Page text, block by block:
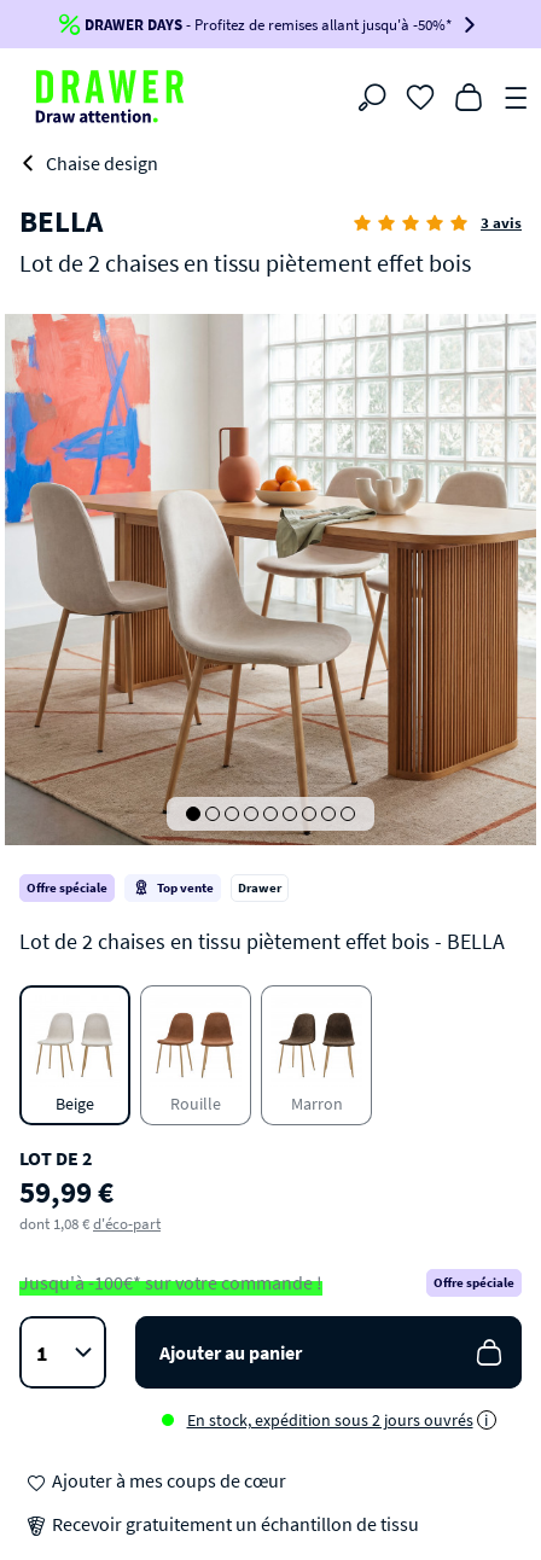
Jusqu'à-100€*sur votre commande !
BIKINI100
-voir conditions en bas de page-
DRAWER DAYS- Profitez de remises allant jusqu'à -50%*
Filtrer
Chaise design
BELLA
Lot de 2 chaises en tissu piètement effet bois
3 avis
Offre spéciale Top vente Drawer
BELLA
Lot de 2 chaises en tissu piètement effet bois
Beige Rouille Marron
LOT DE 2
59,99 €
dont 1,08 €d'éco-part
Jusqu'à -100€* sur votre commande ! Offre spéciale
Ajouter au panier
En stock, expédition sous 2 jours ouvrés i
Ajouter à mes coups de cœur
Recevoir gratuitement un échantillon de tissu